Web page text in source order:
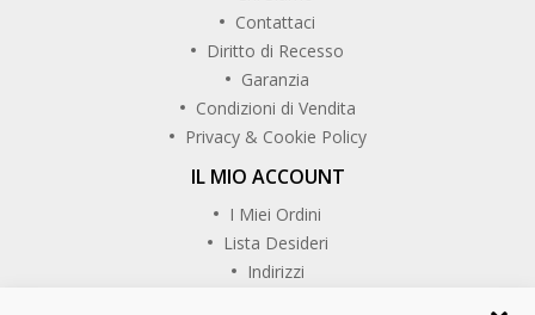
Contattaci
Diritto di Recesso
Garanzia
Condizioni di Vendita
Privacy & Cookie Policy
IL MIO ACCOUNT
I Miei Ordini
Lista Desideri
Indirizzi